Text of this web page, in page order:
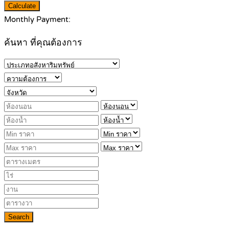
Calculate
Monthly Payment:
ค้นหา ที่คุณต้องการ
Search